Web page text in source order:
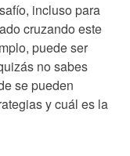
incluso para
cruzando este
puede ser
no sabes
se pueden
y cuál es la